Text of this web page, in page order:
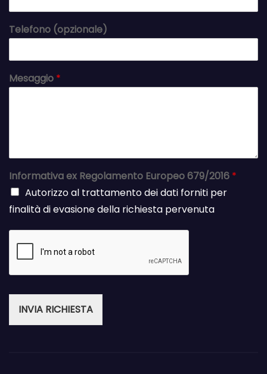
Telefono (opzionale)
Mesaggio *
Informativa ex Regolamento Europeo 679/2016 *
Autorizzo al trattamento dei dati forniti per
finalità di evasione della richiesta pervenuta
INVIA RICHIESTA